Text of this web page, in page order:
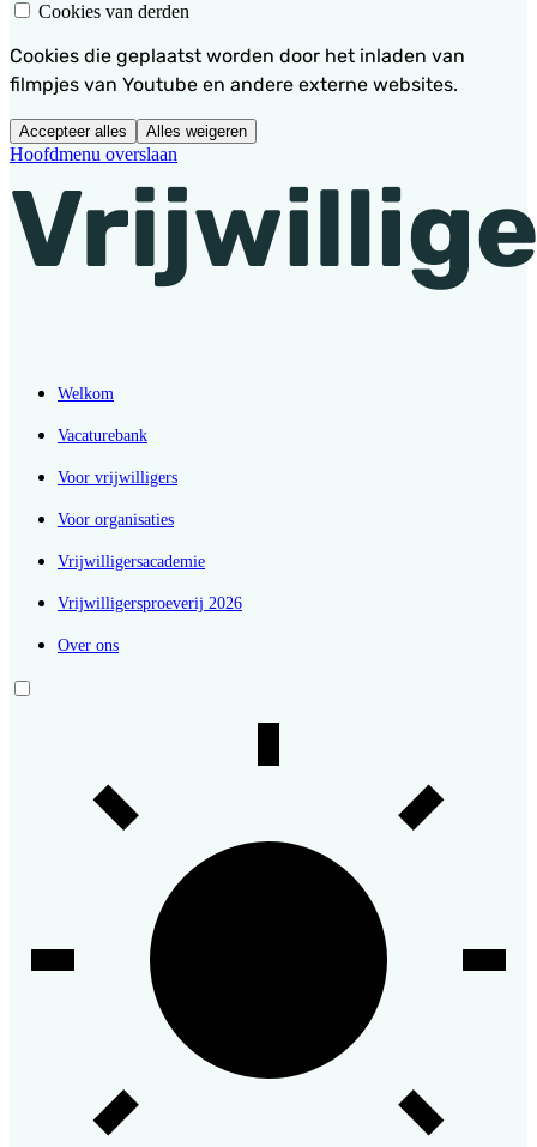
Cookies van derden
Cookies die geplaatst worden door het inladen van
filmpjes van Youtube en andere externe websites.
Accepteer alles Alles weigeren
Hoofdmenu overslaan
Welkom
Vacaturebank
Voor vrijwilligers
Voor organisaties
Vrijwilligersacademie
Vrijwilligersproeverij 2026
Over ons